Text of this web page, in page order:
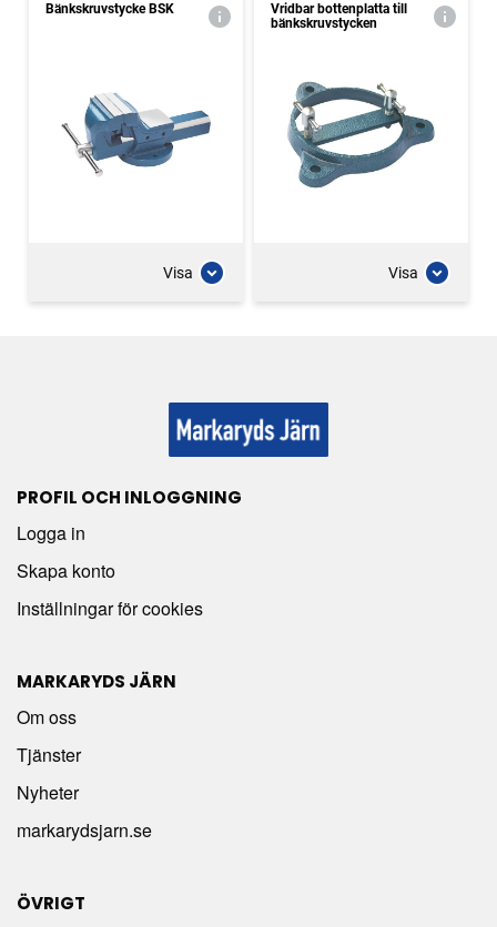
Bänkskruvstycke BSK
Visa
Vridbar bottenplatta till
bänkskruvstycken
Visa
PROFIL OCH INLOGGNING
Logga in
Skapa konto
Inställningar för cookies
MARKARYDS JÄRN
Om oss
Tjänster
Nyheter
markarydsjarn.se
ÖVRIGT